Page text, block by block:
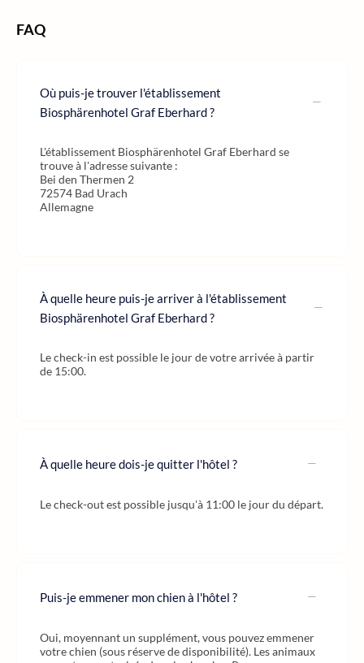
FAQ
Où puis-je trouver l'établissement
Biosphärenhotel Graf Eberhard ?
L'établissement Biosphärenhotel Graf Eberhard se
trouve à l'adresse suivante :
Bei den Thermen 2
72574 Bad Urach
Allemagne
À quelle heure puis-je arriver à l'établissement
Biosphärenhotel Graf Eberhard ?
Le check-in est possible le jour de votre arrivée à partir
de 15:00.
À quelle heure dois-je quitter l'hôtel ?
Le check-out est possible jusqu'à 11:00 le jour du départ.
Puis-je emmener mon chien à l'hôtel ?
Oui, moyennant un supplément, vous pouvez emmener
votre chien (sous réserve de disponibilité). Les animaux